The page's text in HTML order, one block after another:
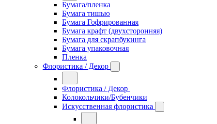
Бумага/пленка
Бумага тишью
Бумага Гофрированная
Бумага крафт (двухсторонняя)
Бумага для скрапбукинга
Бумага упаковочная
Пленка
Флористика / Декор
Флористика / Декор
Колокольчики/Бубенчики
Искусственная флористика